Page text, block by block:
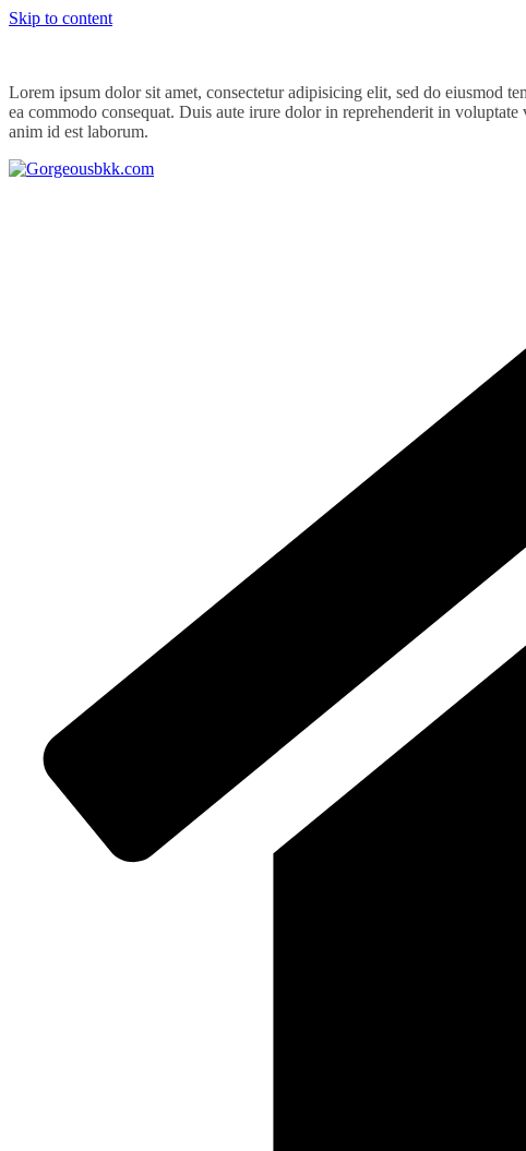
Skip to content
Lorem ipsum dolor sit amet, consectetur adipisicing elit, sed do eiusmod
ea commodo consequat. Duis aute irure dolor in reprehenderit in
anim id est laborum.